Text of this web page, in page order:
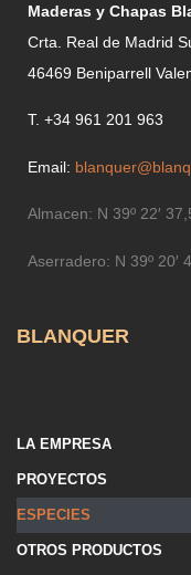
Maderas y Chapas
Crta. Real de Madrid
46469 Beniparrell
T. +34 961 201 963
Email:
Almacen: N 39º 22′
Aserradero: N 39º 20′
BLANQUER
LA EMPRESA
PROYECTOS
ESPECIES
OTROS PRODUCTOS